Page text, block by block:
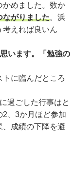
かめました。数か
ながりました。浜
えれば良いん
います。「勉強の
に臨んだところ
過ごした行事はと
、3か月ほど参加
成績の下降を避